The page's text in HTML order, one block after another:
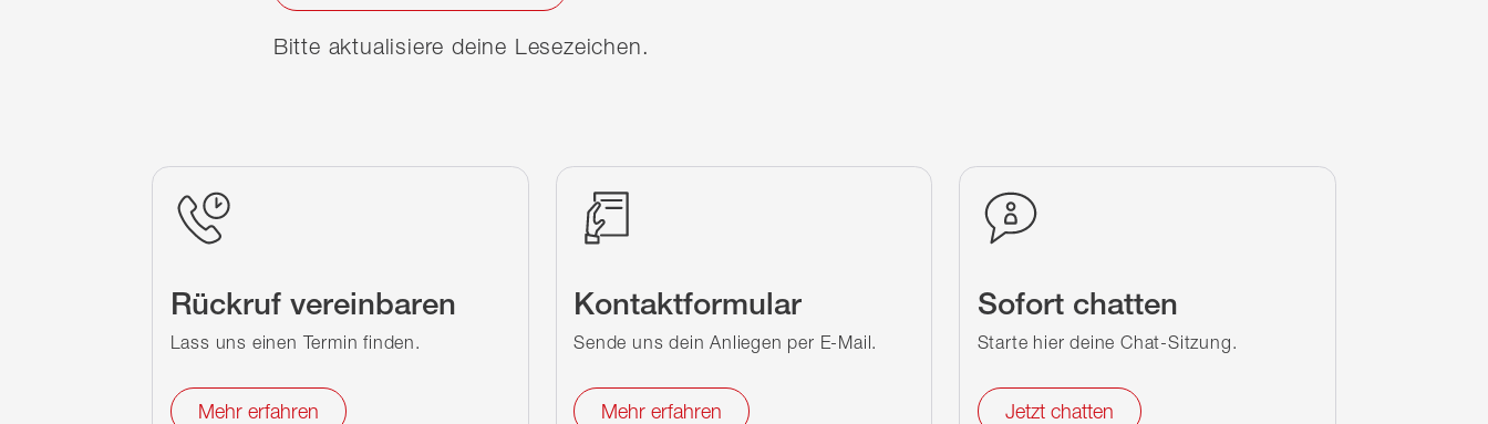
Bitte aktualisiere deine Lesezeichen.
Rückruf vereinbaren
Lass uns einen Termin finden.
Mehr erfahren
Kontaktformular
Sende uns dein Anliegen per E-Mail.
Mehr erfahren
Sofort chatten
Starte hier deine Chat-Sitzung.
Jetzt chatten